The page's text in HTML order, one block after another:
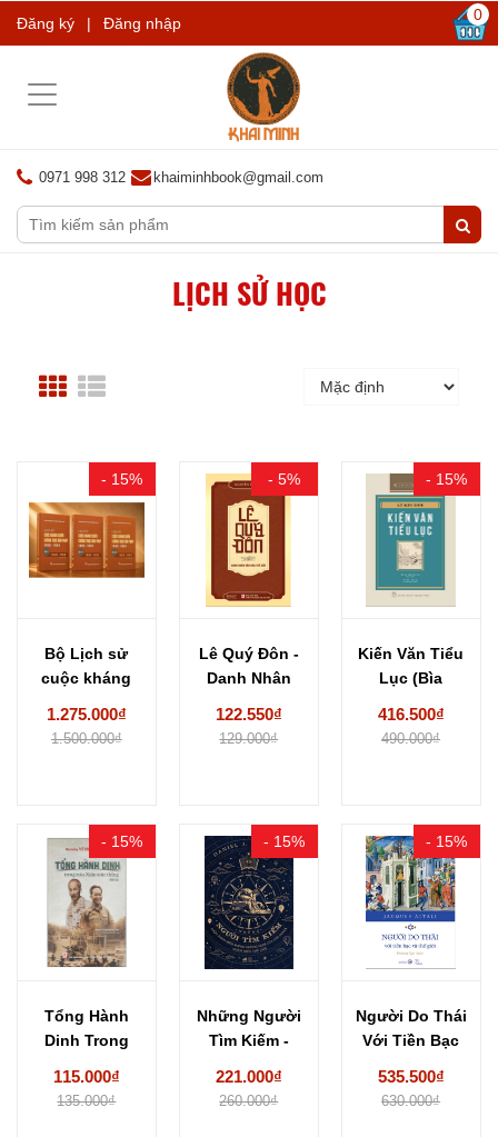
Đăng ký | Đăng nhập 0
Toggle
0971 998 312 khaiminhbook@gmail.com
LỊCH SỬ HỌC
- 15%
Bộ Lịch sử
cuộc kháng
1.275.000₫
1.500.000₫
- 5%
Lê Quý Đôn -
Danh Nhân
122.550₫
129.000₫
- 15%
Kiến Văn Tiểu
Lục (Bìa
416.500₫
490.000₫
- 15%
Tổng Hành
Dinh Trong
115.000₫
135.000₫
- 15%
Những Người
Tìm Kiếm -
221.000₫
260.000₫
- 15%
Người Do Thái
Với Tiền Bạc
535.500₫
630.000₫